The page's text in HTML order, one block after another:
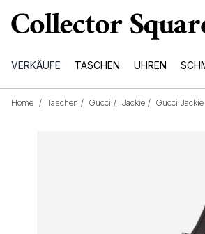
VERKÄUFE TASCHEN UHREN
Home / Taschen / Gucci / Jackie / Gucci